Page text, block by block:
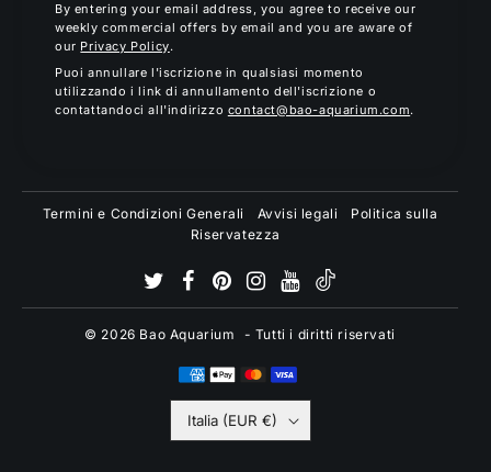
By entering your email address, you agree to receive our
weekly commercial offers by email and you are aware of
our Privacy Policy.
Puoi annullare l'iscrizione in qualsiasi momento
utilizzando i link di annullamento dell'iscrizione o
contattandoci all'indirizzo contact@bao-aquarium.com.
Termini e Condizioni Generali Avvisi legali
Politica sulla
Riservatezza
© 2026 Bao Aquarium - Tutti i diritti riservati
Italia (EUR €)